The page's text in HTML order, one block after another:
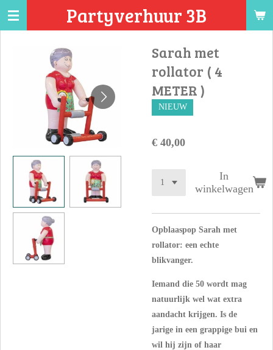
Ga
hoofdinhoud
Partyverhuur 3B
Sarah met
rollator ( 4
METER )
NIEUW
€ 40,00
In
winkelwagen
Opblaaspop Sarah met
rollator: een echte
blikvanger.
Iemand die 50 wordt mag
natuurlijk wel wat extra
aandacht krijgen. Is de
jarige in een grappige bui en
wil hij zijn of haar